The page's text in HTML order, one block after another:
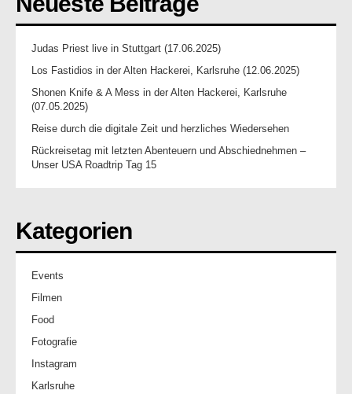
Judas Priest live in Stuttgart (17.06.2025)
Los Fastidios in der Alten Hackerei, Karlsruhe (12.06.2025)
Shonen Knife & A Mess in der Alten Hackerei, Karlsruhe
(07.05.2025)
Reise durch die digitale Zeit und herzliches Wiedersehen
Rückreisetag mit letzten Abenteuern und Abschiednehmen –
Unser USA Roadtrip Tag 15
Kategorien
Events
Filmen
Food
Fotografie
Instagram
Karlsruhe